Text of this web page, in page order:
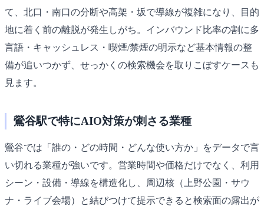
て、北口・南口の分断や高架・坂で導線が複雑になり、目的
地に着く前の離脱が発生しがち。インバウンド比率の割に多
言語・キャッシュレス・喫煙/禁煙の明示など基本情報の整
備が追いつかず、せっかくの検索機会を取りこぼすケースも
見ます。
鶯谷駅で特にAIO対策が刺さる業種
鶯谷では「誰の・どの時間・どんな使い方か」をデータで言
い切れる業種が強いです。営業時間や価格だけでなく、利用
シーン・設備・導線を構造化し、周辺核（上野公園・サウ
ナ・ライブ会場）と結びつけて提示できると検索面の露出が